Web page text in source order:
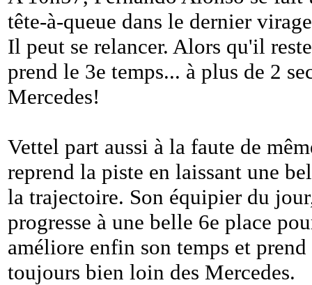
tête-à-queue dans le dernier
Il peut se relancer. Alors qu'il
prend le 3e temps... à plus de 2
Mercedes!
Vettel part aussi à la faute de
reprend la piste en laissant une
la trajectoire. Son équipier du
progresse à une belle 6e place
améliore enfin son temps et
toujours bien loin des Mercedes.